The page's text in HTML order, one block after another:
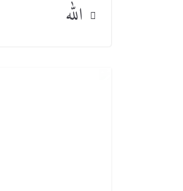
الله